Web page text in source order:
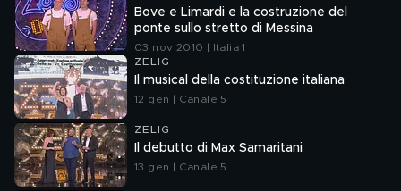
Bove e Limardi e la costruzione del
ponte sullo stretto di Messina
03 nov 2010 | Italia 1
ZELIG
Il musical della costituzione italiana
12 gen | Canale 5
ZELIG
Il debutto di Max Samaritani
13 gen | Canale 5